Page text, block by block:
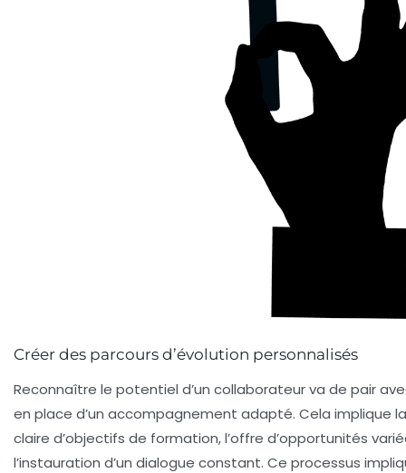
Créer des parcours d’évolution personnalisés
Reconnaître le potentiel d’un collaborateur va de pair
en place d’un accompagnement adapté. Cela implique
claire d’objectifs de formation, l’offre d’opportunités
l’instauration d’un dialogue constant. Ce processus